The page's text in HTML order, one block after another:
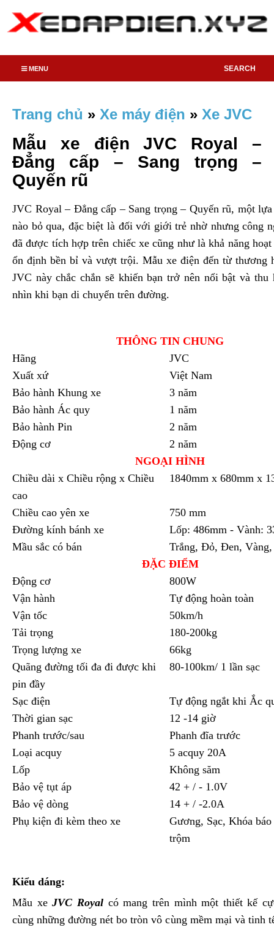
SEARCH
MENU
Trang chủ » Xe máy điện » Xe JVC
Mẫu xe điện JVC Royal –
Đẳng cấp – Sang trọng –
Quyến rũ
JVC Royal – Đẳng cấp – Sang trọng – Quyến rũ, một
nào bỏ qua, đặc biệt là đối với giới trẻ nhờ nhưng công
đã được tích hợp trên chiếc xe cũng như là khả năng
ổn định bền bỉ và vượt trội. Mẫu xe điện đến từ thương
JVC này chắc chắn sẽ khiến bạn trở nên nổi bật và thu
nhìn khi bạn di chuyển trên đường.
THÔNG TIN CHUNG
Hãng
JVC
Xuất xứ
Việt Nam
Bảo hành Khung xe
3 năm
Bảo hành Ác quy
1 năm
Bảo hành Pin
2 năm
Động cơ
2 năm
NGOẠI HÌNH
Chiều dài x Chiều rộng x Chiều
cao
1840mm x 680mm x
Chiều cao yên xe
750 mm
Đường kính bánh xe
Lốp: 486mm - Vành:
Mầu sắc có bán
Trắng, Đỏ, Đen,
ĐẶC ĐIỂM
Động cơ
800W
Vận hành
Tự động hoàn toàn
Vận tốc
50km/h
Tải trọng
180-200kg
Trọng lượng xe
66kg
Quãng đường tối đa đi được khi
pin đầy
80-100km/ 1 lần sạc
Sạc điện
Tự động ngắt khi Ắc
Thời gian sạc
12 -14 giờ
Phanh trước/sau
Phanh đĩa trước
Loại acquy
5 acquy 20A
Lốp
Không săm
Bảo vệ tụt áp
42 + / - 1.0V
Bảo vệ dòng
14 + / -2.0A
Phụ kiện đi kèm theo xe
Gương, Sạc, Khóa
trộm
Kiểu dáng:
Mẫu xeJVC Royalcó mang trên mình một thiết kế
cùng những đường nét bo tròn vô cùng mềm mại và tinh